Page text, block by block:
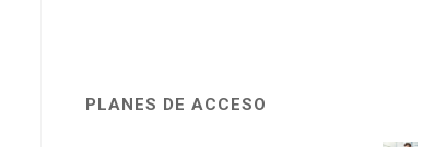
PLANES DE ACCESO